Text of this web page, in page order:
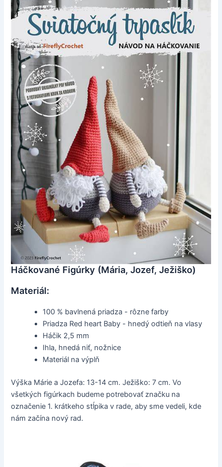
Háčkované Figúrky (Mária, Jozef, Ježiško)
Materiál:
100 % bavlnená priadza - rôzne farby
Priadza Red heart Baby - hnedý odtieň na vlasy
Háčik 2,5 mm
Ihla, hnedá niť, nožnice
Materiál na výplň
Výška Márie a Jozefa: 13-14 cm. Ježiško: 7 cm. Vo
všetkých figúrkach budeme potrebovať značku na
označenie 1. krátkeho stĺpika v rade, aby sme vedeli, kde
nám začína nový rad.